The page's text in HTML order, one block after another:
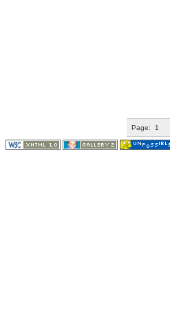
Page: 1